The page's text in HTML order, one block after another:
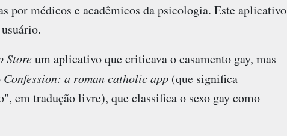
por médicos e acadêmicos da psicologia. Este aplicativo
Storeum aplicativo que criticava o casamento gay, mas
Confession: a roman catholic app(que significa
em tradução livre), que classifica o sexo gay como